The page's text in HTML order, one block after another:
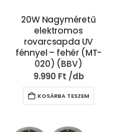
20W Nagyméretű
elektromos
rovarcsapda UV
fénnyel – fehér (MT-
020) (BBV)
9.990 Ft
KOSÁRBA TESZEM